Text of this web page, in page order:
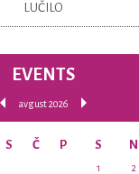
LUČILO
EVENTS
avgust 2026
S Č P S N
1 2